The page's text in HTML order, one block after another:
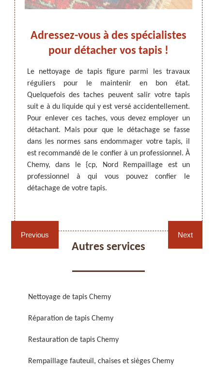
ARTISAN DEZITTER , REMPAILLAGE -
CANNAGE - RECOLLAGE, 59 NORD
Rempaillage fauteuil,
chaises et sièges 59
Cannage fauteuil, chaises
et sièges 59
Réparation de fauteuil,
Previous
votre
Pour
est
À
le
lui le
Adressez-vous à des spécialistes
pour détacher vos tapis !
Le nettoyage de tapis figure parmi les travaux
réguliers pour le maintenir en bon état.
Quelquefois des taches peuvent salir votre tapis
suit e à du liquide qui y est versé accidentellement.
Pour enlever ces taches, vous devez employer un
détachant. Mais pour que le détachage se fasse
dans les normes sans endommager votre tapis, il
est recommandé de le confier à un professionnel. À
Chemy, dans le {cp, Nord Rempaillage est un
professionnel à qui vous pouvez confier le
détachage de votre tapis.
Pour
il
les
va
projet
Next
Autres services
Nettoyage de tapis Chemy
Réparation de tapis Chemy
Restauration de tapis Chemy
Rempaillage fauteuil, chaises et sièges Chemy